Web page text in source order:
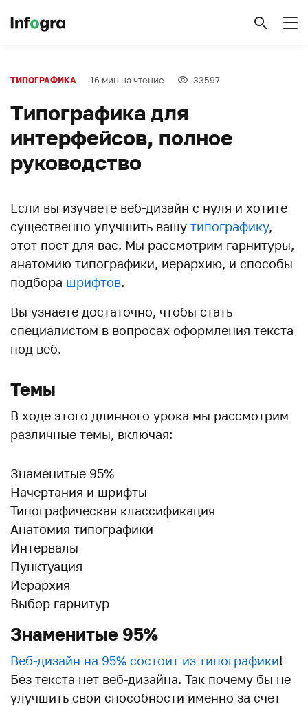
ТИПОГРАФИКА 16 мин на чтение 33597
Типографика для
интерфейсов, полное
руководство
Если вы изучаете веб-дизайн с нуля и хотите
существенно улучшить вашу типографику,
этот пост для вас. Мы рассмотрим гарнитуры,
анатомию типографики, иерархию, и способы
подбора шрифтов.
Вы узнаете достаточно, чтобы стать
специалистом в вопросах оформления текста
под веб.
Темы
В ходе этого длинного урока мы рассмотрим
различные темы, включая:
Знаменитые 95%
Начертания и шрифты
Типографическая классификация
Анатомия типографики
Интервалы
Пунктуация
Иерархия
Выбор гарнитур
Знаменитые 95%
Веб-дизайн на 95% состоит из типографики!
Без текста нет веб-дизайна. Так почему бы не
улучшить свои способности именно за счет